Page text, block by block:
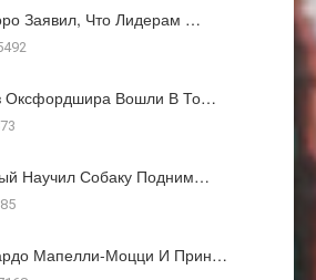
Заявил, Что Лидерам …
Оксфордшира Вошли В То…
Научил Собаку Подним…
Мапелли-Моцци И Прин…